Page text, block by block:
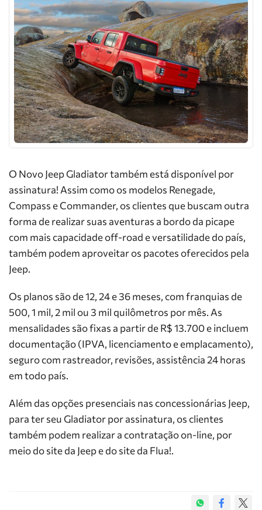
O Novo Jeep Gladiator também está disponível por
assinatura! Assim como os modelos Renegade,
Compass e Commander, os clientes que buscam outra
forma de realizar suas aventuras a bordo da picape
com mais capacidade off-road e versatilidade do país,
também podem aproveitar os pacotes oferecidos pela
Jeep.
Os planos são de 12, 24 e 36 meses, com franquias de
500, 1 mil, 2 mil ou 3 mil quilômetros por mês. As
mensalidades são fixas a partir de R$ 13.700 e incluem
documentação (IPVA, licenciamento e emplacamento),
seguro com rastreador, revisões, assistência 24 horas
em todo país.
Além das opções presenciais nas concessionárias Jeep,
para ter seu Gladiator por assinatura, os clientes
também podem realizar a contratação on-line, por
meio do site da Jeep e do site da Flua!.